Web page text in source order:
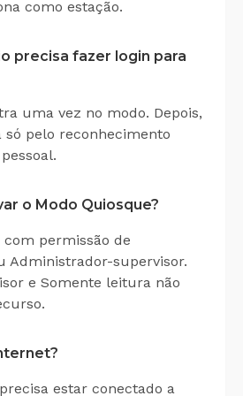
como estação.
precisa fazer login para
uma vez no modo. Depois,
só pelo reconhecimento
o Modo Quiosque?
permissão de
Administrador-supervisor.
e Somente leitura não
estar conectado a